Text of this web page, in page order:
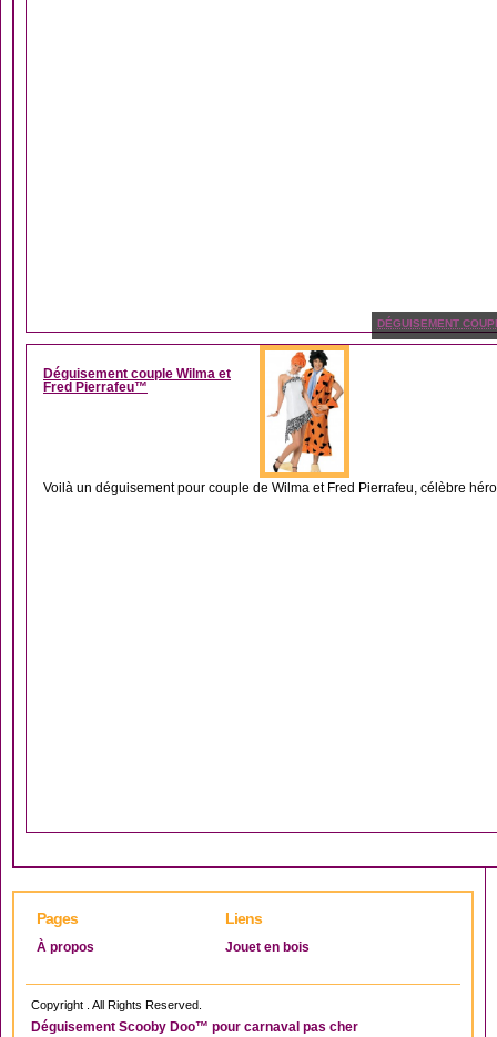
DÉGUISEMENT
Déguisement couple Wilma et
Fred Pierrafeu™
Voilà un déguisement pour couple de Wilma et Fred Pierrafeu, célèbre
Pages
À propos
Liens
Jouet en bois
Copyright . All Rights Reserved.
Déguisement Scooby Doo™ pour carnaval pas cher